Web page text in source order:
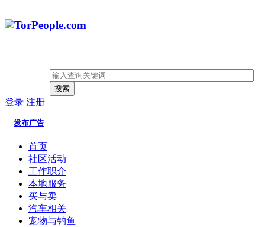
搜索
登录 注册
发布广告
首页
社区活动
工作职介
本地服务
买与卖
汽车相关
宠物与钓鱼